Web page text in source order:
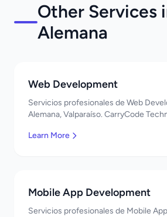
Other Services
Alemana
Web Development
Servicios profesionales de Web
Alemana, Valparaíso. CarryCode
Learn More
Mobile App Development
Servicios profesionales de Mobile